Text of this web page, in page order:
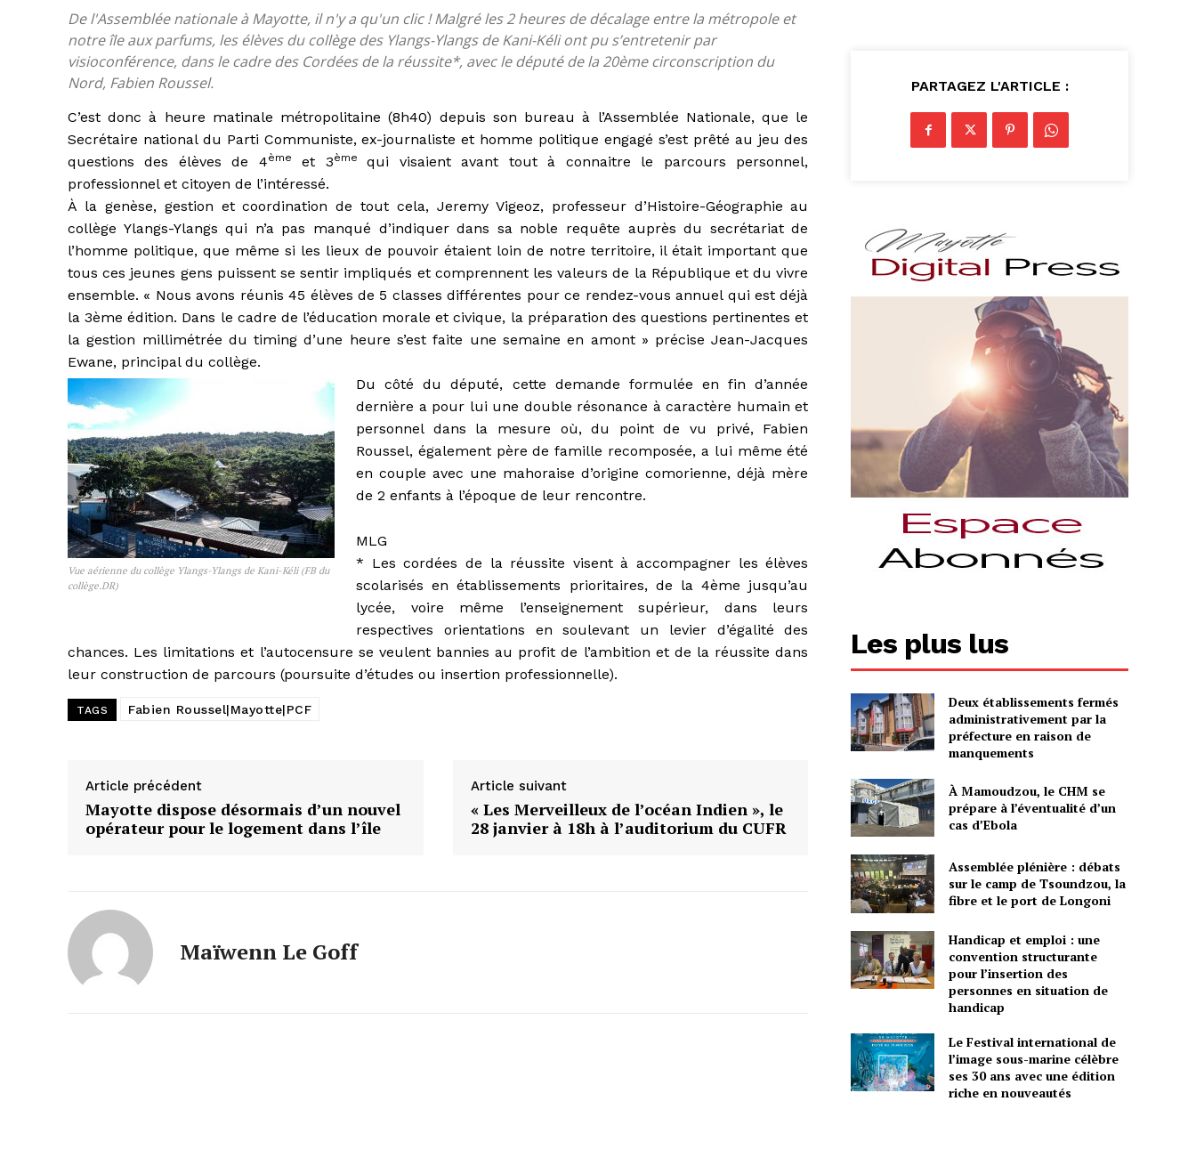
De l'Assemblée nationale à Mayotte, il n'y a qu'un clic ! Malgré les 2 heures de décalage entre la métropole et
notre île aux parfums, les élèves du collège des Ylangs-Ylangs de Kani-Kéli ont pu s’entretenir par
visioconférence, dans le cadre des Cordées de la réussite*, avec le député de la 20ème circonscription du
Nord, Fabien Roussel.
C’est donc à heure matinale métropolitaine (8h40) depuis son bureau à l’Assemblée Nationale, que le
Secrétaire national du Parti Communiste, ex-journaliste et homme politique engagé s’est prêté au jeu des
questions des élèves de 4ème et 3ème qui visaient avant tout à connaitre le parcours personnel,
professionnel et citoyen de l’intéressé.
À la genèse, gestion et coordination de tout cela, Jeremy Vigeoz, professeur d’Histoire-Géographie au
collège Ylangs-Ylangs qui n’a pas manqué d’indiquer dans sa noble requête auprès du secrétariat de
l’homme politique, que même si les lieux de pouvoir étaient loin de notre territoire, il était important que
tous ces jeunes gens puissent se sentir impliqués et comprennent les valeurs de la République et du vivre
ensemble. « Nous avons réunis 45 élèves de 5 classes différentes pour ce rendez-vous annuel qui est déjà
la 3ème édition. Dans le cadre de l’éducation morale et civique, la préparation des questions pertinentes et
la gestion millimétrée du timing d’une heure s’est faite une semaine en amont » précise Jean-Jacques
Ewane, principal du collège.
Vue aérienne du collège Ylangs-Ylangs de Kani-Kéli (FB du
collège.DR)
Du côté du député, cette demande formulée en fin d’année
dernière a pour lui une double résonance à caractère humain et
personnel dans la mesure où, du point de vu privé, Fabien
Roussel, également père de famille recomposée, a lui même été
en couple avec une mahoraise d’origine comorienne, déjà mère
de 2 enfants à l’époque de leur rencontre.
MLG
* Les cordées de la réussite visent à accompagner les élèves
scolarisés en établissements prioritaires, de la 4ème jusqu’au
lycée, voire même l’enseignement supérieur, dans leurs
respectives orientations en soulevant un levier d’égalité des
chances. Les limitations et l’autocensure se veulent bannies au profit de l’ambition et de la réussite dans
leur construction de parcours (poursuite d’études ou insertion professionnelle).
TAGS Fabien Roussel|Mayotte|PCF
Article précédent
Mayotte dispose désormais d’un nouvel
opérateur pour le logement dans l’île
Article suivant
« Les Merveilleux de l’océan Indien », le
28 janvier à 18h à l’auditorium du CUFR
Maïwenn Le Goff
PARTAGEZ L'ARTICLE :
Les plus lus
Deux établissements fermés
administrativement par la
préfecture en raison de
manquements
À Mamoudzou, le CHM se
prépare à l’éventualité d’un
cas d’Ebola
Assemblée plénière : débats
sur le camp de Tsoundzou, la
fibre et le port de Longoni
Handicap et emploi : une
convention structurante
pour l’insertion des
personnes en situation de
handicap
Le Festival international de
l’image sous-marine célèbre
ses 30 ans avec une édition
riche en nouveautés